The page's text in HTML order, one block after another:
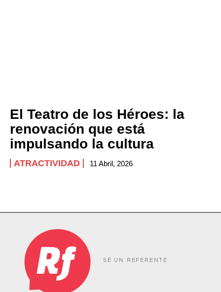
El Teatro de los Héroes: la
renovación que está
impulsando la cultura
ATRACTIVIDAD 11 Abril, 2026
SÉ UN REFERENTE